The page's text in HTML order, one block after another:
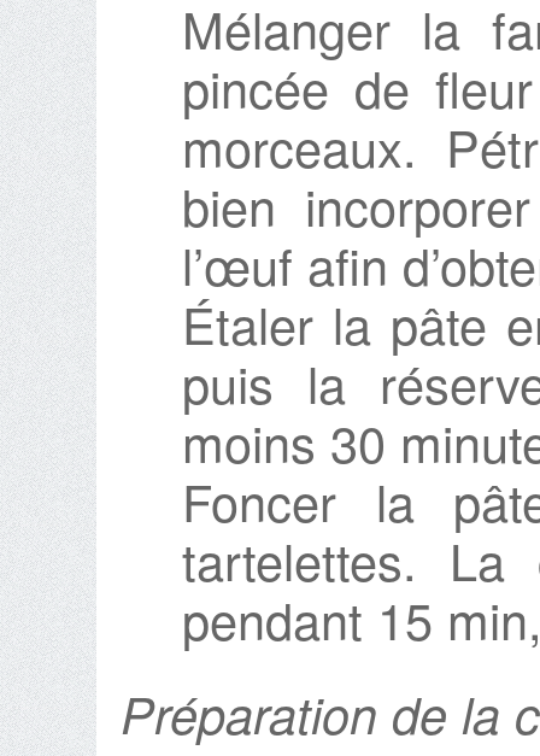
Mélanger la
pincée de
morceaux.
bien
l’œuf afin
Étaler la pâte
puis la
moins 30
Foncer la
tartelettes.
pendant 15
Préparation de la